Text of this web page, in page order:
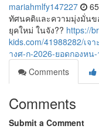
mariahmlfy147227
ทัศนคติและความมุ่งมั่นข
ยุคใหม่ ในจัง?? https://
kids.com/41988282/เ
างศ-ก-2026-ยอดกองหน
Comments
Comments
Submit a Comment